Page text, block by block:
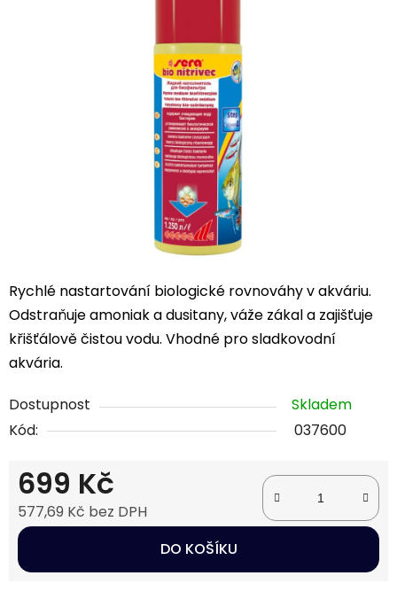
Rychlé nastartování biologické rovnováhy v akváriu.
Odstraňuje amoniak a dusitany, váže zákal a zajišťuje
křišťálově čistou vodu. Vhodné pro sladkovodní
akvária.
Dostupnost
Skladem
Kód:
037600
699 Kč
577,69 Kč bez DPH
Měrná cena:
DO KOŠÍKU